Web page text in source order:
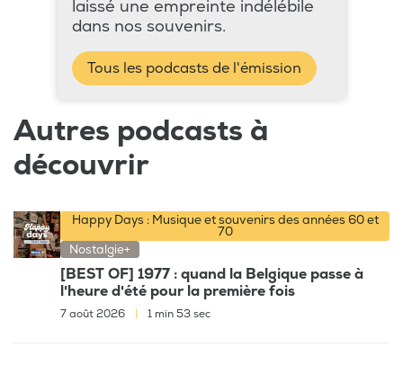
laissé une empreinte indélébile
dans nos souvenirs.
Tous les podcasts de l'émission
Autres podcasts à
découvrir
Happy Days : Musique et souvenirs des années 60 et
70
Nostalgie+
[BEST OF] 1977 : quand la Belgique passe à
l'heure d'été pour la première fois
7 août 2026 1 min 53 sec